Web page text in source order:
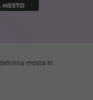
mesta in